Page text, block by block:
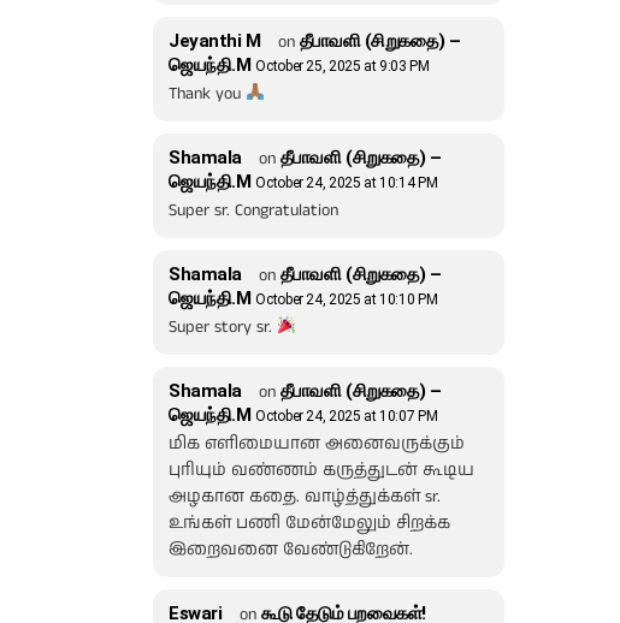
Jeyanthi M on தீபாவளி (சிறுகதை) –
ஜெயந்தி.M October 25, 2025 at 9:03 PM
Thank you
Shamala onதீபாவளி (சிறுகதை) –
ஜெயந்தி.M October 24, 2025 at 10:14 PM
Super sr. Congratulation
Shamala onதீபாவளி (சிறுகதை) –
ஜெயந்தி.M October 24, 2025 at 10:10 PM
Super story sr.
Shamala onதீபாவளி (சிறுகதை) –
ஜெயந்தி.M October 24, 2025 at 10:07 PM
மிக எளிமையான அனைவருக்கும்
புரியும் வண்ணம் கருத்துடன் கூடிய
அழகான கதை. வாழ்த்துக்கள் sr.
உங்கள் பணி மேன்மேலும் சிறக்க
இறைவனை வேண்டுகிறேன்.
Eswari on கூடு தேடும் பறவைகள்!